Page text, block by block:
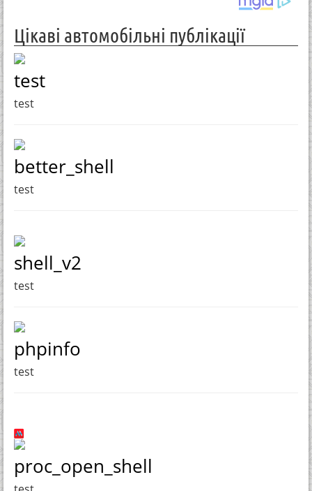
Цікаві автомобільні публікації
test
test
better_shell
test
shell_v2
test
phpinfo
test
proc_open_shell